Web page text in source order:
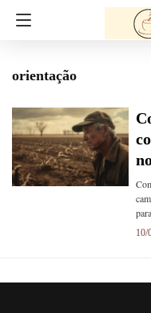
orientação
10/